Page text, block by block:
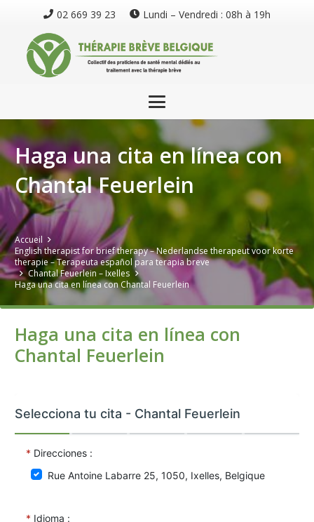
02 669 39 23 Lundi – Vendredi : 08h à 19h
Haga una cita en línea con
Chantal Feuerlein
Accueil
English therapist for brief therapy – Nederlandse therapeut voor korte
therapie – Terapeuta español para terapia breve
Chantal Feuerlein – Ixelles
Haga una cita en línea con Chantal Feuerlein
Haga una cita en línea con
Chantal Feuerlein